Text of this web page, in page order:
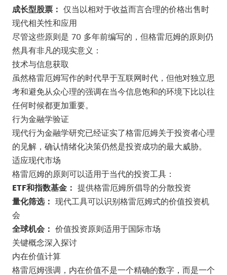
成长型股票：
仅当以相对于收益而言合理的价格出售时
现代相关性和应用
尽管这些原则是 70 多年前编写的，但格雷厄姆的原则仍
然具有非凡的现实意义：
技术与信息获取
虽然格雷厄姆写作的时代早于互联网时代，但他对独立思
考和避免从众心理的强调在当今信息饱和的环境下比以往
任何时候都更加重要。
行为金融学验证
现代行为金融学研究已经证实了格雷厄姆关于投资者心理
的见解，确认情绪化决策仍然是投资成功的最大威胁。
适应现代市场
格雷厄姆的原则可以适用于当代的投资工具：
ETF和指数基金：
提供格雷厄姆所倡导的分散投资
量化筛选：
现代工具可以识别格雷厄姆式的价值投资机
会
全球机会：
价值投资原则适用于国际市场
关键概念深入探讨
内在价值计算
格雷厄姆强调，内在价值不是一个精确的数字，而是一个